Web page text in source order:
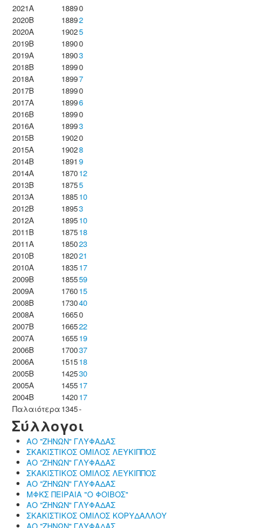
2021A
18890
2020B
18892
2020A
19025
2019B
18900
2019A
18903
2018B
18990
2018A
18997
2017B
18990
2017A
18996
2016B
18990
2016A
18993
2015B
19020
2015A
19028
2014B
1891 9
2014A
187012
2013B
18755
2013A
188510
2012B
18953
2012A
189510
2011B
187518
2011A
185023
2010B
182021
2010A
183517
2009B
185559
2009A
176015
2008B
173040
2008A
16650
2007B
166522
2007A
165519
2006B
170037
2006A
151518
2005B
142530
2005A
145517
2004B
142017
Παλαιότερα 1345-
Σύλλογοι
ΑΟ ''ΖΗΝΩΝ'' ΓΛΥΦΑΔΑΣ
ΣΚΑΚΙΣΤΙΚΟΣ ΟΜΙΛΟΣ ΛΕΥΚΙΠΠΟΣ
ΑΟ ''ΖΗΝΩΝ'' ΓΛΥΦΑΔΑΣ
ΣΚΑΚΙΣΤΙΚΟΣ ΟΜΙΛΟΣ ΛΕΥΚΙΠΠΟΣ
ΑΟ ''ΖΗΝΩΝ'' ΓΛΥΦΑΔΑΣ
ΜΦΚΣ ΠΕΙΡΑΙΑ "Ο ΦΟΙΒΟΣ"
ΑΟ ''ΖΗΝΩΝ'' ΓΛΥΦΑΔΑΣ
ΣΚΑΚΙΣΤΙΚΟΣ ΟΜΙΛΟΣ ΚΟΡΥΔΑΛΛΟΥ